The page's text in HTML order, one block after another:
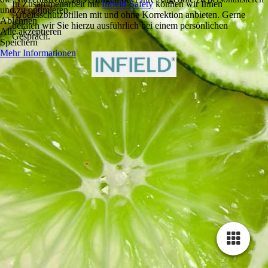
In Zusammenarbeit mitInfield-Safetykönnen wir Ihnen
Arbeitsschutzbrillen mit und ohne Korrektion anbieten. Gerne
beraten wir Sie hierzu ausführlich bei einem persönlichen
Gespräch.
und zu optimieren.
Ablehnen
Alle akzeptieren
Speichern
Mehr Informationen